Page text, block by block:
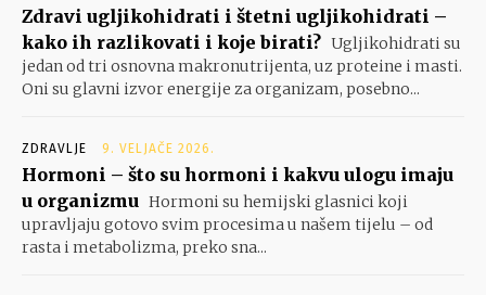
Zdravi ugljikohidrati i štetni ugljikohidrati –
kako ih razlikovati i koje birati? Ugljikohidrati su
jedan od tri osnovna makronutrijenta, uz proteine i masti.
Oni su glavni izvor energije za organizam, posebno...
ZDRAVLJE 9. VELJAČE 2026.
Hormoni – što su hormoni i kakvu ulogu imaju
u organizmu Hormoni su hemijski glasnici koji
upravljaju gotovo svim procesima u našem tijelu – od
rasta i metabolizma, preko sna...